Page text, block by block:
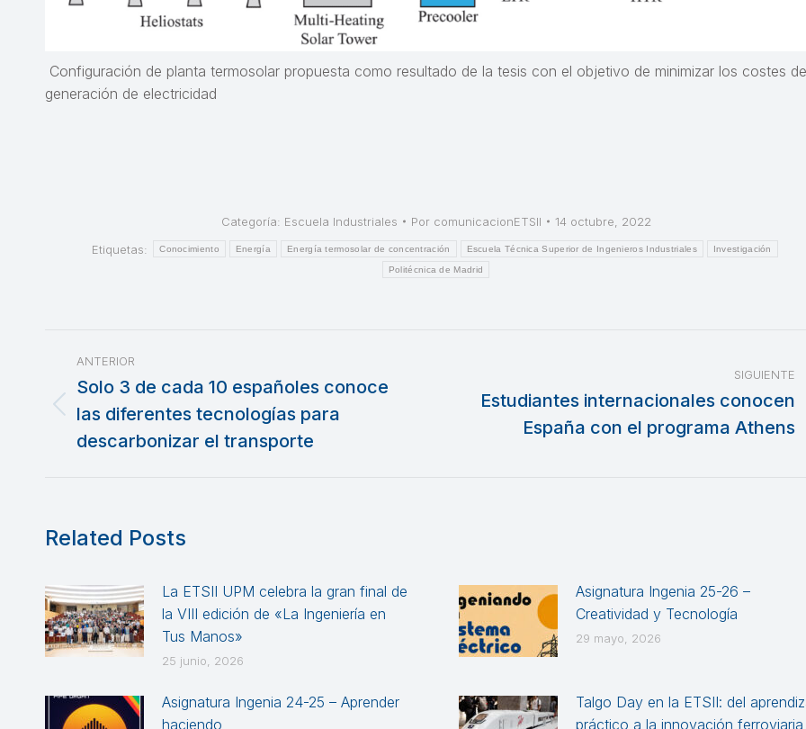
Configuración de planta termosolar propuesta como resultado de la tesis con el objetivo de minimizar los costes de
generación de electricidad
Categoría: Escuela Industriales Por comunicacionETSII
14 octubre, 2022
Etiquetas:
Conocimiento Energía Energía termosolar de concentración Escuela Técnica Superior de Ingenieros Industriales Investigación
Politécnica de Madrid
Navegación
entre
publicaciones
ANTERIOR
Publicación
anterior:
Solo 3 de cada 10 españoles conoce
las diferentes tecnologías para
descarbonizar el transporte
SIGUIENTE
Estudiantes internacionales conocen
España con el programa Athens
Related Posts
La ETSII UPM celebra la gran final de
la VIII edición de «La Ingeniería en
Tus Manos»
25 junio, 2026
Asignatura Ingenia 25-26 –
Creatividad y Tecnología
29 mayo, 2026
Asignatura Ingenia 24-25 – Aprender
haciendo
Talgo Day en la ETSII: del
práctico a la innovación ferroviaria